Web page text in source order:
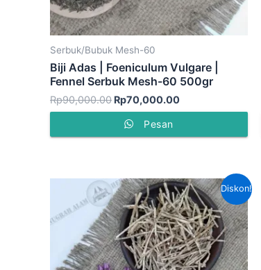
Serbuk/Bubuk Mesh-60
Biji Adas | Foeniculum Vulgare |
Fennel Serbuk Mesh-60 500gr
Rp90,000.00 Rp70,000.00
Pesan
Diskon!
Harga
aslinya
adalah:
Rp60,000.00.
Harga
saat
ini
adalah:
Rp45,000.00.